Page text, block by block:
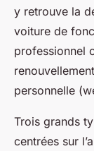
y retrouve la
voiture de
professionnel
personnelle
Trois grands
centrées sur